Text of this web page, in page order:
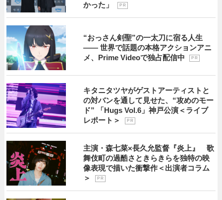
かった」
P R
“おっさん剣聖”の一太刀に宿る人生
―― 世界で話題の本格アクションアニ
メ、Prime Videoで独占配信中
P R
キタニタツヤがゲストアーティストと
の対バンを通して見せた、“攻めのモー
ド” 「Hugs Vol.6」神戸公演＜ライブ
レポート＞
P R
主演・森七菜×長久允監督『炎上』 歌
舞伎町の過酷さときらきらを独特の映
像表現で描いた衝撃作＜出演者コラム
＞
P R